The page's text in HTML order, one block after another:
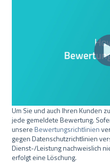
Um Sie und auch Ihren Kunden
jede gemeldete Bewertung.
unsere Bewertungsrichtlinien
gegen Datenschutzrichtlinien
Dienst-/Leistung nachweislich
erfolgt eine Löschung.